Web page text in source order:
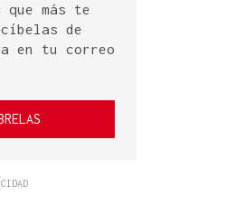
más te
de
en tu correo